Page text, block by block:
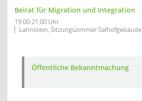
Beirat für Migration und Integration
19:00-21:00 Uhr
Lahnstein, Sitzungszimmer Salhofgebäude
Öffentliche Bekanntmachung